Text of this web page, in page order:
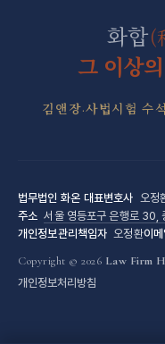
군형사·군징계 전담센터
화합(
그 이상
김앤장·사법시험 수
법무법인 화온 대표변호사 오정
주소 서울 영등포구 은행로 30,
개인정보관리책임자 오정환이메
Copyright © 2026 Law Firm
개인정보처리방침